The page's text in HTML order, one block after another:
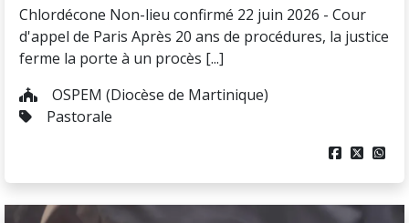
Chlordécone Non-lieu confirmé 22 juin 2026 - Cour
d'appel de Paris Après 20 ans de procédures, la justice
ferme la porte à un procès [...]
OSPEM (Diocèse de Martinique)
Pastorale
  